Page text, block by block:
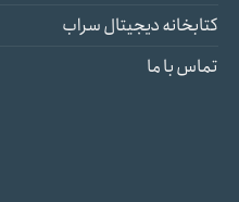
کتابخانه دیجیتال سراب
تماس با ما